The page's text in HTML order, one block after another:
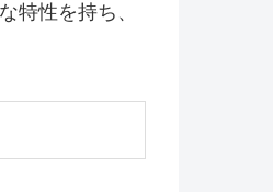
特性を持ち、